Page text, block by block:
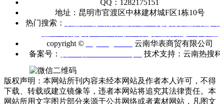
QQ：1282175151
地址：昆明市官渡区中林建材城F区1栋10号
热门搜索：
copyright ©
云南华表商贸有限公司
备案号：
技术支持：云南热搜
版权声明：本网站所刊内容未经本网站及作者本人许可，不得
下载、转载或建立镜像等，违者本网站将追究其法律责任。本
网站所用文字图片部分来源于公共网络或者素材网站，凡图文